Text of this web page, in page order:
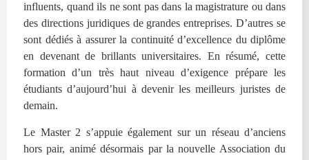
influents, quand ils ne sont pas dans la magistrature ou dans
des directions juridiques de grandes entreprises. D’autres se
sont dédiés à assurer la continuité d’excellence du diplôme
en devenant de brillants universitaires. En résumé, cette
formation d’un très haut niveau d’exigence prépare les
étudiants d’aujourd’hui à devenir les meilleurs juristes de
demain.
Le Master 2 s’appuie également sur un réseau d’anciens
hors pair, animé désormais par la nouvelle Association du